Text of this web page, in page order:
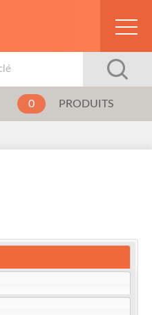
0 PRODUITS